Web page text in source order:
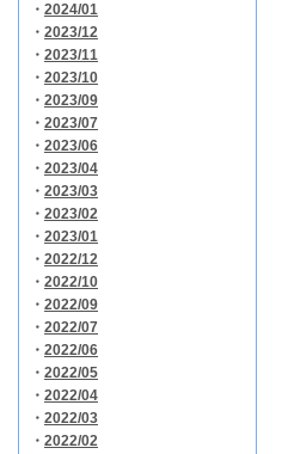
・ 2024/01
・ 2023/12
・ 2023/11
・ 2023/10
・ 2023/09
・ 2023/07
・ 2023/06
・ 2023/04
・ 2023/03
・ 2023/02
・ 2023/01
・ 2022/12
・ 2022/10
・ 2022/09
・ 2022/07
・ 2022/06
・ 2022/05
・ 2022/04
・ 2022/03
・ 2022/02